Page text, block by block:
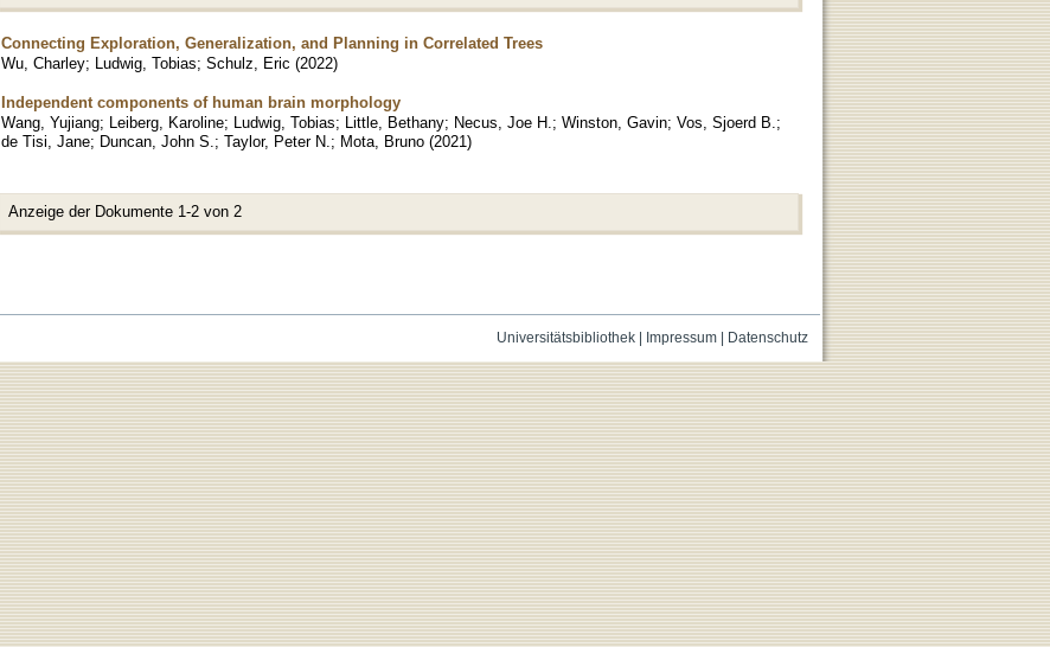
Connecting Exploration, Generalization, and Planning in Correlated Trees
Wu, Charley; Ludwig, Tobias; Schulz, Eric (2022)
Independent components of human brain morphology
Wang, Yujiang; Leiberg, Karoline; Ludwig, Tobias; Little, Bethany; Necus, Joe H. ; Winston, Gavin; Vos, Sjoerd B. ;
de Tisi, Jane; Duncan, John S. ; Taylor, Peter N. ; Mota, Bruno (2021)
Anzeige der Dokumente 1-2 von 2
Universitätsbibliothek| Impressum| Datenschutz